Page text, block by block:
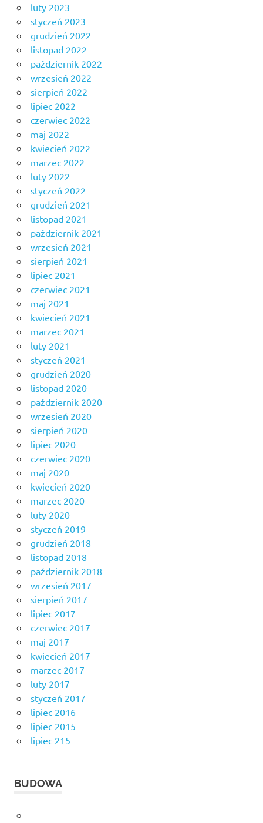
luty 2023
styczeń 2023
grudzień 2022
listopad 2022
październik 2022
wrzesień 2022
sierpień 2022
lipiec 2022
czerwiec 2022
maj 2022
kwiecień 2022
marzec 2022
luty 2022
styczeń 2022
grudzień 2021
listopad 2021
październik 2021
wrzesień 2021
sierpień 2021
lipiec 2021
czerwiec 2021
maj 2021
kwiecień 2021
marzec 2021
luty 2021
styczeń 2021
grudzień 2020
listopad 2020
październik 2020
wrzesień 2020
sierpień 2020
lipiec 2020
czerwiec 2020
maj 2020
kwiecień 2020
marzec 2020
luty 2020
styczeń 2019
grudzień 2018
listopad 2018
październik 2018
wrzesień 2017
sierpień 2017
lipiec 2017
czerwiec 2017
maj 2017
kwiecień 2017
marzec 2017
luty 2017
styczeń 2017
lipiec 2016
lipiec 2015
lipiec 215
BUDOWA